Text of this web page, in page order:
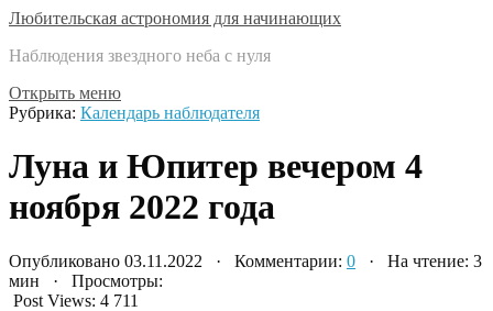
Любительская астрономия для начинающих
Наблюдения звездного неба с нуля
Открыть меню
Рубрика: Календарь наблюдателя
Луна и Юпитер вечером 4
ноября 2022 года
Опубликовано 03.11.2022 · Комментарии: 0 · На чтение: 3
мин · Просмотры:
Post Views: 4 711